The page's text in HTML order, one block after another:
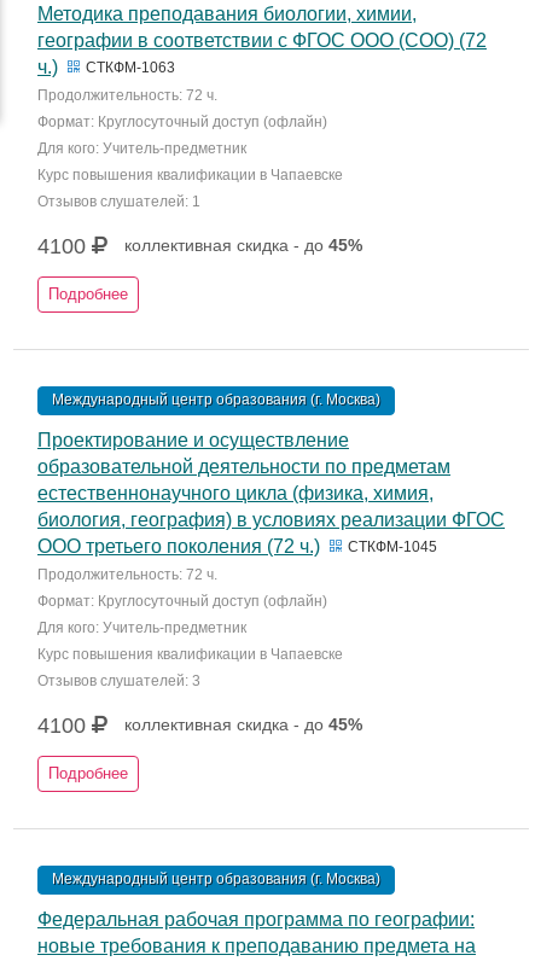
Методика преподавания биологии, химии,
географии в соответствии с ФГОС ООО (СОО) (72
ч.)
СТКФМ-1063
Продолжительность: 72 ч.
Формат: Круглосуточный доступ (офлайн)
Для кого: Учитель-предметник
Курс повышения квалификации в Чапаевске
Отзывов слушателей: 1
4100 коллективная скидка - до 45%
Подробнее
Международный центр образования (г. Москва)
Проектирование и осуществление
образовательной деятельности по предметам
естественнонаучного цикла (физика, химия,
биология, география) в условиях реализации ФГОС
ООО третьего поколения (72 ч.)
СТКФМ-1045
Продолжительность: 72 ч.
Формат: Круглосуточный доступ (офлайн)
Для кого: Учитель-предметник
Курс повышения квалификации в Чапаевске
Отзывов слушателей: 3
4100 коллективная скидка - до 45%
Подробнее
Международный центр образования (г. Москва)
Федеральная рабочая программа по географии:
новые требования к преподаванию предмета на